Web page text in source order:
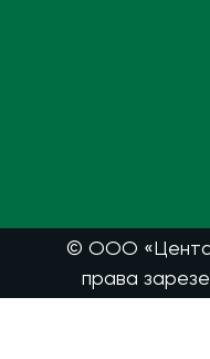
© ООО
права